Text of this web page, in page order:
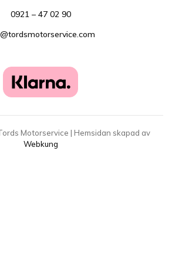
0921 – 47 02 90
Motorservice | Hemsidan skapad av
Webkung